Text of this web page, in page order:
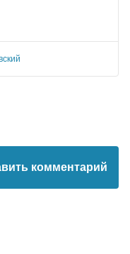
комментарий